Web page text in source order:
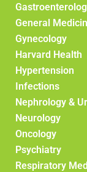
General
Gynecology
Harvard Health
Hypertension
Infections
Nephrology &
Neurology
Oncology
Psychiatry
Respiratory